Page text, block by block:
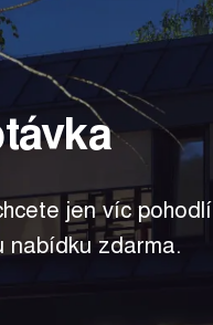
jen víc pohodlí
nabídku zdarma.